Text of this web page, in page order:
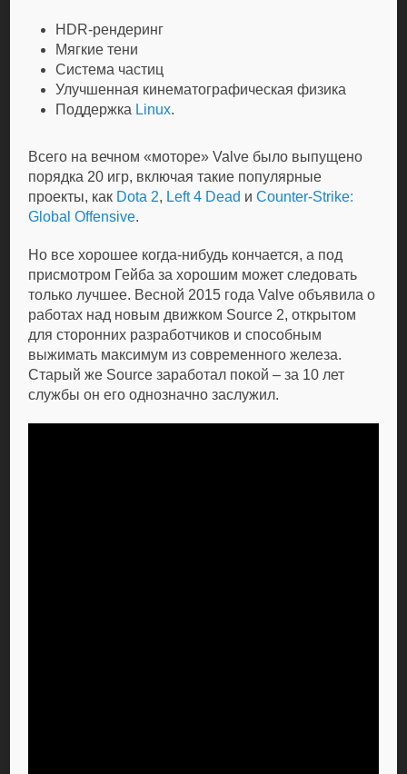
HDR-рендеринг
Мягкие тени
Система частиц
Улучшенная кинематографическая физика
Поддержка Linux.
Всего на вечном «моторе» Valve было выпущено
порядка 20 игр, включая такие популярные
проекты, как Dota 2, Left 4 Dead иCounter-Strike:
Global Offensive.
Но все хорошее когда-нибудь кончается, а под
присмотром Гейба за хорошим может следовать
только лучшее. Весной 2015 года Valve объявила о
работах над новым движком Source 2, открытом
для сторонних разработчиков и способным
выжимать максимум из современного железа.
Старый же Source заработал покой – за 10 лет
службы он его однозначно заслужил.